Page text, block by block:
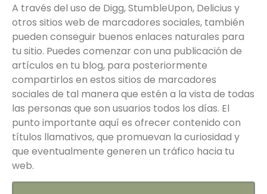
A través del uso de Digg, StumbleUpon, Delicius y
otros sitios web de marcadores sociales, también
pueden conseguir buenos enlaces naturales para
tu sitio. Puedes comenzar con una publicación de
artículos en tu blog, para posteriormente
compartirlos en estos sitios de marcadores
sociales de tal manera que estén a la vista de todas
las personas que son usuarios todos los días. El
punto importante aquí es ofrecer contenido con
títulos llamativos, que promuevan la curiosidad y
que eventualmente generen un tráfico hacia tu
web.